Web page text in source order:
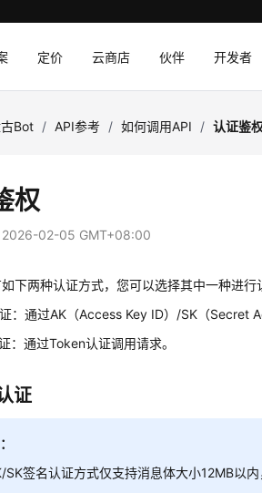
定价 云商店 伙伴 开发者
Bot / API参考 / 如何调用API / 认证鉴
权
2026-02-05 GMT+08:00
下两种认证方式，您可以选择其中一种进行
：通过AK（Access Key ID）/SK（Secret
：通过Token认证调用请求。
证
SK签名认证方式仅支持消息体大小12MB以